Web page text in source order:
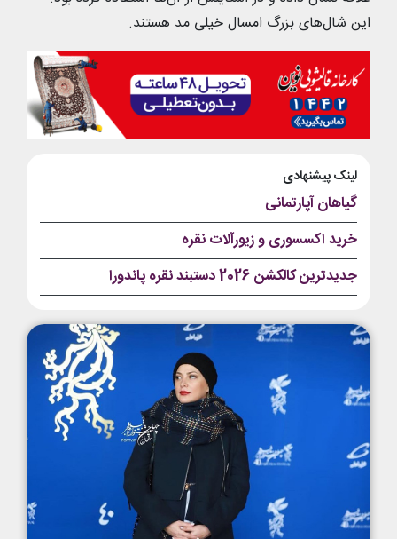
این شال‌های بزرگ امسال خیلی مد هستند.
لینک پیشنهادی
گیاهان آپارتمانی
خرید اکسسوری و زیورآلات نقره
جدیدترین کالکشن 2026 دستبند نقره پاندورا